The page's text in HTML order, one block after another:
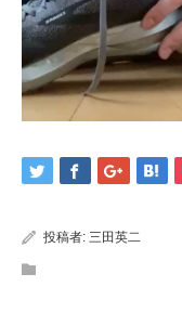
投稿者: 三田英二